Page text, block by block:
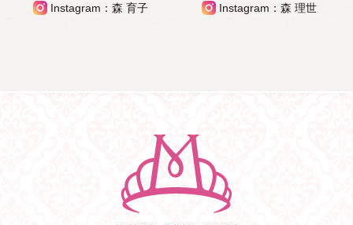
Instagram：森 育子 Instagram：森 理世